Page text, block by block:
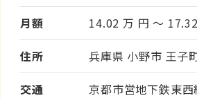
月額
14.02 万 円 ～
住所
兵庫県 小野市 王子
交通
京都市営地下鉄東